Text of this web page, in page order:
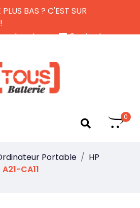
BAS ? C'EST SUR
de retour
Contactez-nous
0
Portable
HP
CA11